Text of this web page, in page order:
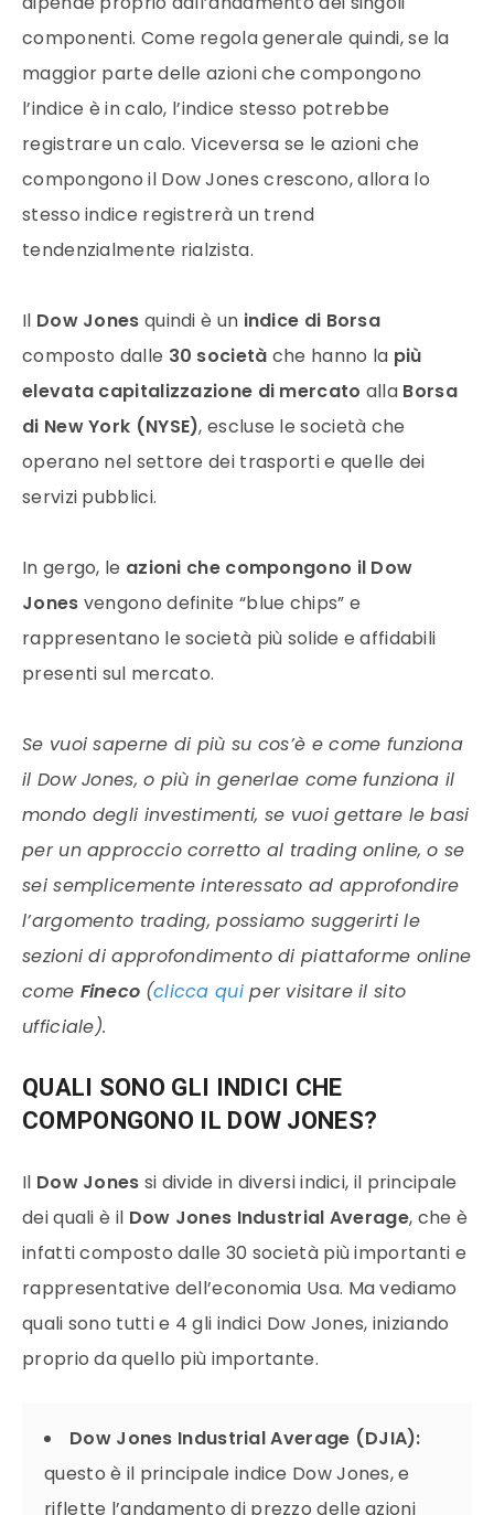
componenti. Come regola generale quindi, se la
maggior parte delle azioni che compongono
l’indice è in calo, l’indice stesso potrebbe
registrare un calo. Viceversa se le azioni che
compongono il Dow Jones crescono, allora lo
stesso indice registrerà un trend
tendenzialmente rialzista.
Il Dow Jones quindi è un indice di Borsa
composto dalle 30 società che hanno la più
elevata capitalizzazione di mercato alla Borsa
di New York (NYSE), escluse le società che
operano nel settore dei trasporti e quelle dei
servizi pubblici.
In gergo, le azioni che compongono il Dow
Jones vengono definite “blue chips” e
rappresentano le società più solide e affidabili
presenti sul mercato.
Se vuoi saperne di più su cos’è e come funziona
il Dow Jones, o più in generlae come funziona il
mondo degli investimenti, se vuoi gettare le basi
per un approccio corretto al trading online, o se
sei semplicemente interessato ad approfondire
l’argomento trading, possiamo suggerirti le
sezioni di approfondimento di piattaforme online
come Fineco (clicca quiper visitare il sito
ufficiale).
QUALI SONO GLI INDICI CHE
COMPONGONO IL DOW JONES?
Il Dow Jones si divide in diversi indici, il principale
dei quali è il Dow Jones Industrial Average, che è
infatti composto dalle 30 società più importanti e
rappresentative dell’economia Usa. Ma vediamo
quali sono tutti e 4 gli indici Dow Jones, iniziando
proprio da quello più importante.
Dow Jones Industrial Average (DJIA):
questo è il principale indice Dow Jones, e
riflette l’andamento di prezzo delle azioni